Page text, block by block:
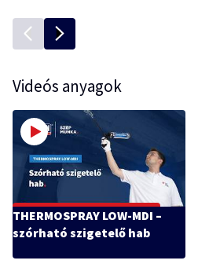
Videós anyagok
THERMOSPRAY LOW-MDI –
szórható szigetelő hab